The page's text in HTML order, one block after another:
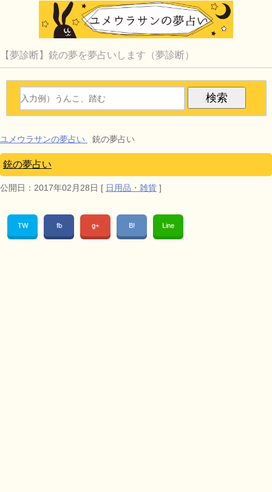
【夢診断】銃の夢を夢占いします（夢診断）
ユメウラサンの夢占い 銃の夢占い
銃の夢占い
公開日： 2017年02月28日 [ 日用品・雑貨 ]
TW fb g+ B! Line